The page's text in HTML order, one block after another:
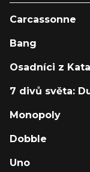
Carcassonne
Bang
Osadníci z
7 divů světa:
Monopoly
Dobble
Uno